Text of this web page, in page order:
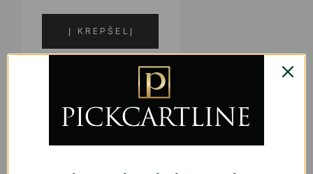
Į KREPŠELĮ
PRODUKTO KODAS:S2230010
KATEGORIJOS:INDAI, PADĖKLAI IR ŠALTINIAI,VIRTUVEI |